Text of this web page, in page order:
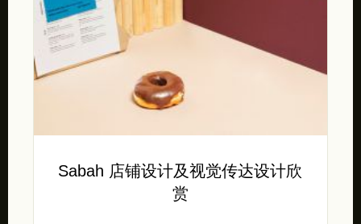
Sabah 店铺设计及视觉传达设计欣
赏